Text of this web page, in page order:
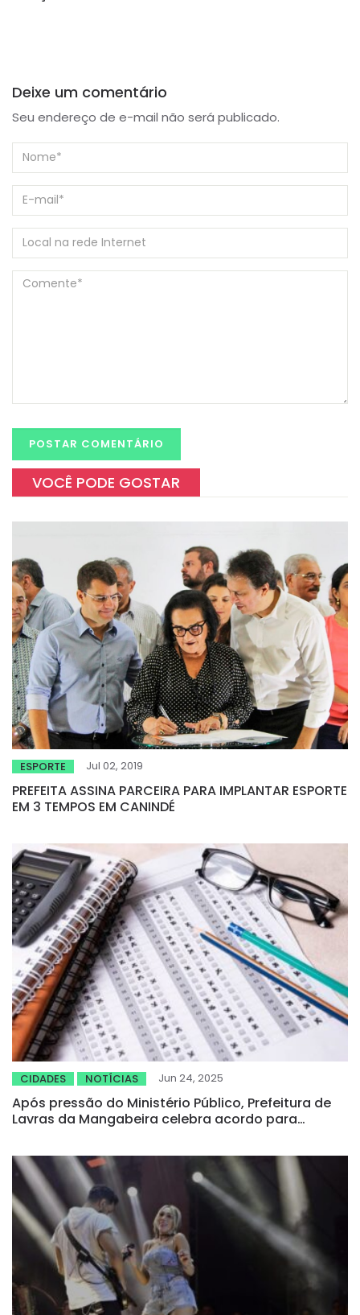
Deixe um comentário
Seu endereço de e-mail não será publicado.
VOCÊ PODE GOSTAR
ESPORTE Jul 02, 2019
PREFEITA ASSINA PARCEIRA PARA IMPLANTAR ESPORTE
EM 3 TEMPOS EM CANINDÉ
CIDADES NOTÍCIAS Jun 24, 2025
Após pressão do Ministério Público, Prefeitura de
Lavras da Mangabeira celebra acordo para